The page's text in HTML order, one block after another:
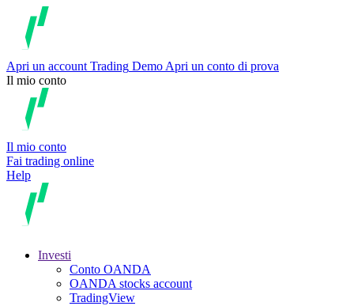
Apri un account Trading Demo Apri un conto di prova
Il mio conto
Il mio conto
Fai trading online
Help
Investi
Conto OANDA
OANDA stocks account
TradingView